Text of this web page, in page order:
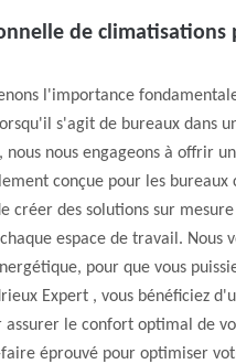
de climatisations
l'importance
s'agit de bureaux dans
nous nous engageons à offrir
conçue pour les bureaux
créer des solutions sur
espace de travail. Nous
pour que vous
Expert , vous bénéficiez
le confort optimal de
éprouvé pour optimiser